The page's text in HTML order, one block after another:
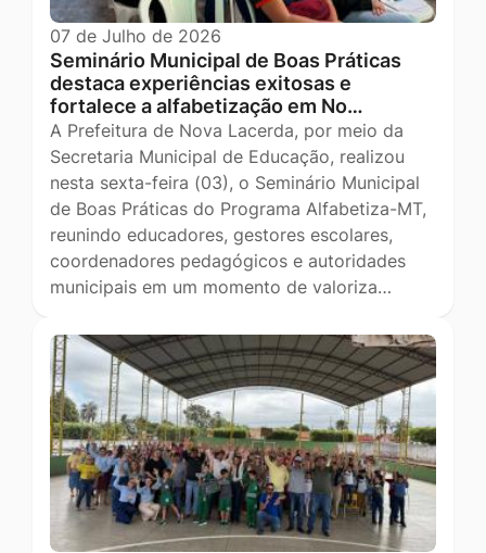
07 de Julho de 2026
Seminário Municipal de Boas Práticas
destaca experiências exitosas e
fortalece a alfabetização em No…
A Prefeitura de Nova Lacerda, por meio da
Secretaria Municipal de Educação, realizou
nesta sexta-feira (03), o Seminário Municipal
de Boas Práticas do Programa Alfabetiza-MT,
reunindo educadores, gestores escolares,
coordenadores pedagógicos e autoridades
municipais em um momento de valoriza…